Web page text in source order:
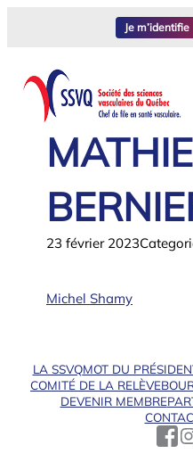
Je m’identifie
23 février 2023
Michel Shamy
LA SSVQMOT DU
COMITÉ DE LA RELÈVE
DEVENIR MEMBRE